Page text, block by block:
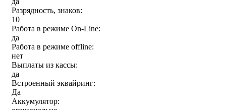
Разрядность, знаков:
10
Работа в режиме On-Line:
да
Работа в режиме offline:
нет
Выплаты из кассы:
да
Встроенный эквайринг:
Да
Аккумулятор: